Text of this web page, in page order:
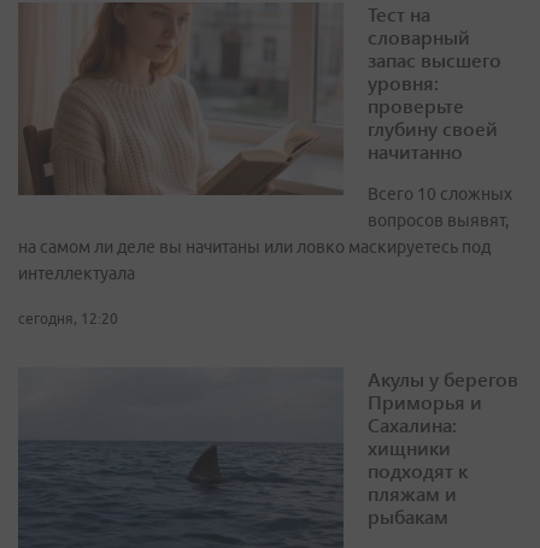
Тест на
словарный
запас высшего
уровня:
проверьте
глубину своей
начитанно
Всего 10 сложных
вопросов выявят,
на самом ли деле вы начитаны или ловко маскируетесь под
интеллектуала
сегодня, 12:20
Акулы у берегов
Приморья и
Сахалина:
хищники
подходят к
пляжам и
рыбакам